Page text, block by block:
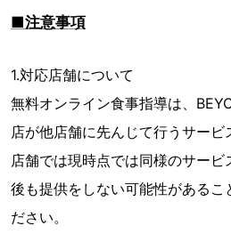
■注意事項
1.対応店舗について
無料オンライン食事指導は、
店が他店舗に先んじて行うサー
店舗では現時点では同様のサー
後も提供をしない可能性があるこ
ださい。